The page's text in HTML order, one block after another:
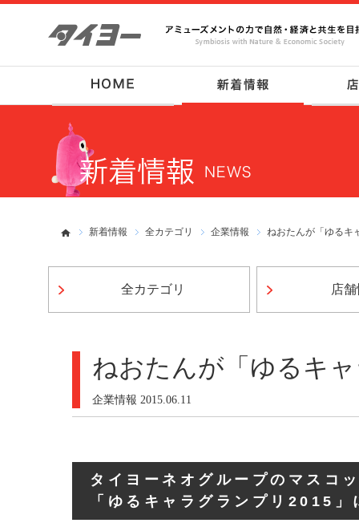
新着情報 全カテゴリ 企業情報
全カテゴリ 店
ねおたんが「ゆるキ
企業情報 2015.06.11
タイヨーネオグループのマスコ
「ゆるキャラグランプリ2015